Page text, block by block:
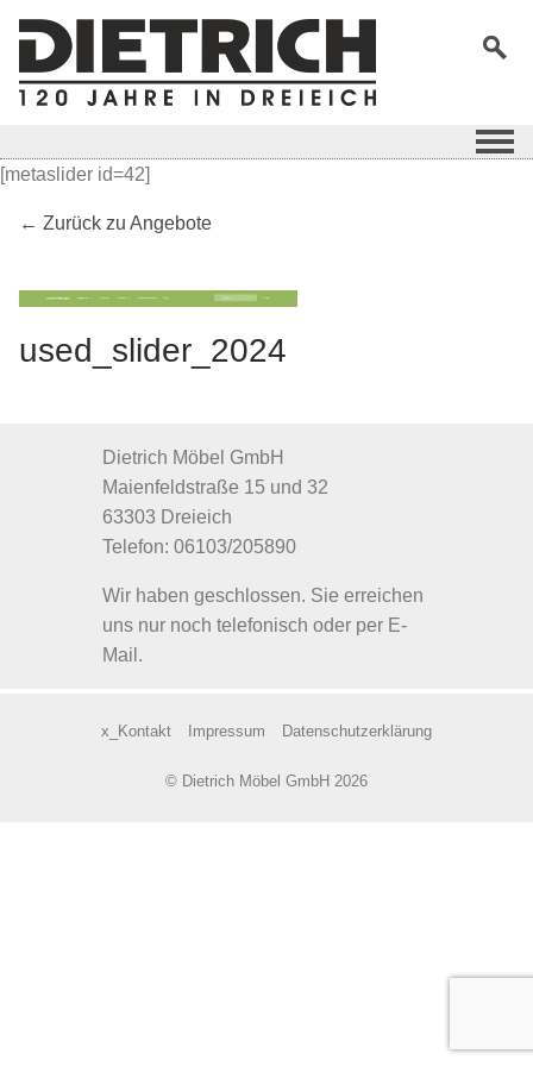
[metaslider id=42]
← Zurück zu Angebote
used_slider_2024
Dietrich Möbel GmbH
Maienfeldstraße 15 und 32
63303 Dreieich
Telefon: 06103/205890
Wir haben geschlossen. Sie erreichen
uns nur noch telefonisch oder per E-
Mail.
x_Kontakt Impressum Datenschutzerklärung
© Dietrich Möbel GmbH 2026